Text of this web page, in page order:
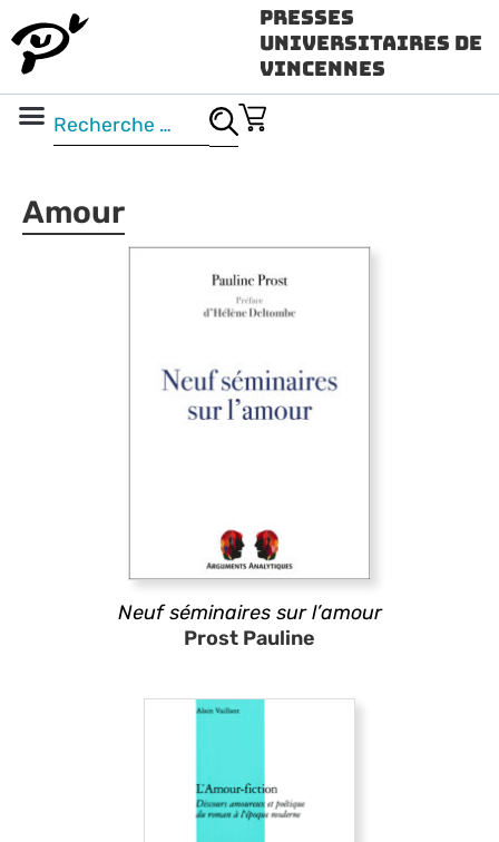
Presses
Universitaires de
Vincennes
Amour
Neuf séminaires sur l’amour
Prost Pauline